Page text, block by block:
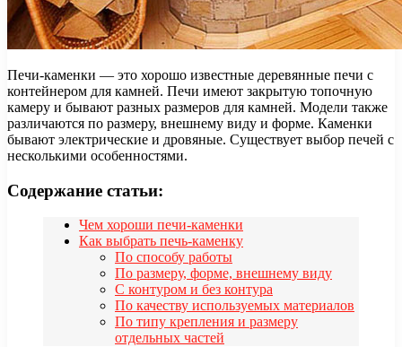
Печи-каменки — это хорошо известные деревянные печи с
контейнером для камней. Печи имеют закрытую топочную
камеру и бывают разных размеров для камней. Модели также
различаются по размеру, внешнему виду и форме. Каменки
бывают электрические и дровяные. Существует выбор печей с
несколькими особенностями.
Содержание статьи:
Чем хороши печи-каменки
Как выбрать печь-каменку
По способу работы
По размеру, форме, внешнему виду
С контуром и без контура
По качеству используемых материалов
По типу крепления и размеру
отдельных частей